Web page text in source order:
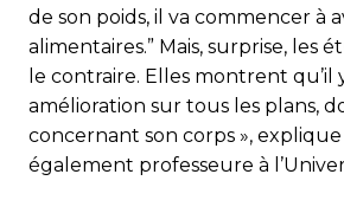
de son poids, il va commencer à
alimentaires.” Mais, surprise, les
le contraire. Elles montrent qu’il
amélioration sur tous les plans,
concernant son corps », explique
également professeure à